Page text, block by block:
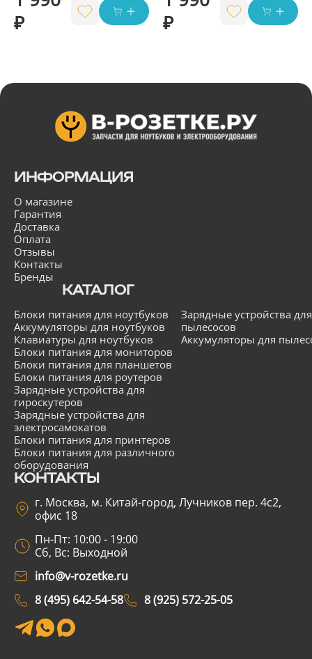
₽
₽
ИНФОРМАЦИЯ
О магазине
Гарантия
Доставка
Оплата
Отзывы
Контакты
Бренды
КАТАЛОГ
Блоки питания для ноутбуков
Аккумуляторы для ноутбуков
Клавиатуры для ноутбуков
Блоки питания для мониторов
Блоки питания для планшетов
Блоки питания для роутеров
Зарядные устройства для
гироскутеров
Зарядные устройства для
электросамокатов
Блоки питания для принтеров
Блоки питания для различного
оборудования
Зарядные устройства для
пылесосов
Аккумуляторы для
КОНТАКТЫ
г. Москва, м. Китай-город, Лучников пер. 4с2,
офис 18
Пн-Пт: 10:00 - 19:00
Сб, Вс: Выходной
info@v-rozetke.ru
8 (495) 642-54-58
8 (925) 572-25-05